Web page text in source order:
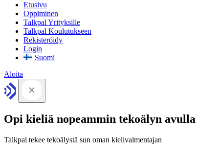
Etusivu
Oppiminen
Talkpal Yrityksille
Talkpal Koulutukseen
Rekisteröidy
Login
Suomi
Aloita
Opi kieliä nopeammin tekoälyn avulla
Talkpal tekee tekoälystä sun oman kielivalmentajan